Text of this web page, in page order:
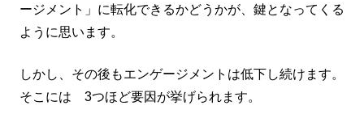
ージメント」に転化できるかどうかが、鍵となってくる
ように思います。
しかし、その後もエンゲージメントは低下し続けます。
そこには 3つほど要因が挙げられます。